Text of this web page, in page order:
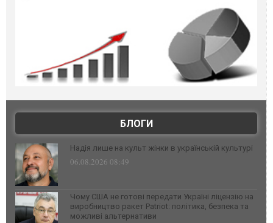
БЛОГИ
Надія лише на культ жінки в українській культурі
06.08.2026 08:49
Чому США не готові передати Україні ліцензію на
виробництво ракет Patriot: політика, безпека та
можливі альтернативи